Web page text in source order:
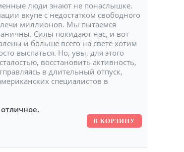
люди знают не понаслышке.
вкупе с недостатком свободного
миллионов. Мы пытаемся
Силы покидают нас, и вот
и больше всего на свете хотим
выспаться. Но, увы, для этого
восстановить активность,
в длительный отпуск,
специалистов в